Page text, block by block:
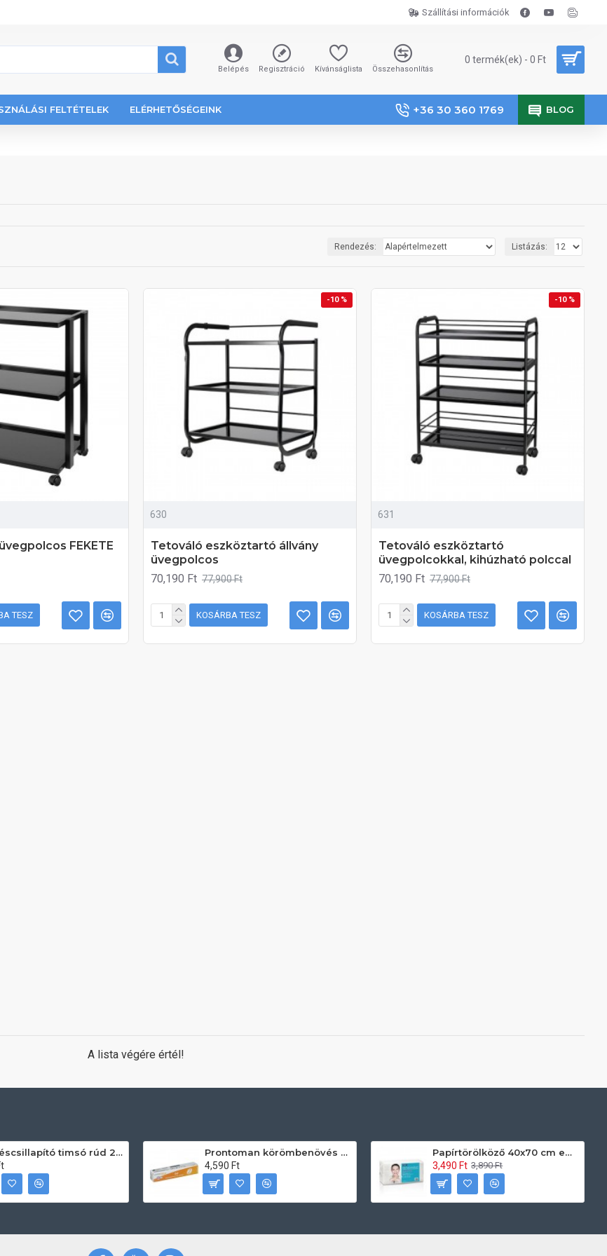
Szállítási információk
Belépés Regisztráció Kívánságlista Összehasonlítás
0 termék(ek) - 0 Ft
FELTÉTELEK ELÉRHETŐSÉGEINK +36 30 360 1769 BLOG
Rendezés: Listázás:
FEKETE
TESZ
-10 %
630
Tetováló eszköztartó állvány
üvegpolcos
70,190 Ft 77,900 Ft
KOSÁRBA TESZ
-10 %
631
Tetováló eszköztartó
üvegpolcokkal, kihúzható polccal
70,190 Ft 77,900 Ft
KOSÁRBA TESZ
A lista végére értél!
Vérzéscsillapító timsó rúd 20db
Prontoman körömbenövés kezelő gél tamponáláshoz 20 ml
4,590 Ft
Papírtörölköző 40x70 cm egyszerhasználatos 60db/csomag
3,490 Ft 3,890 Ft